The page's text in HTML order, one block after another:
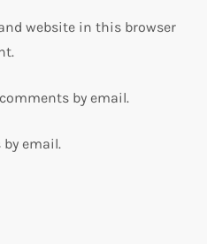
website in this browser
by email.
email.